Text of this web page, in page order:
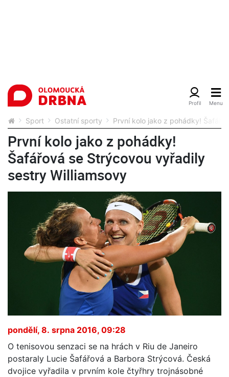
Sport Ostatní sporty První kolo jako z pohádky!
První kolo jako z pohádky!
Šafářová se Strýcovou vyřadily
sestry Williamsovy
pondělí, 8. srpna 2016, 09:28
O tenisovou senzaci se na hrách v Riu de Janeiro
postaraly Lucie Šafářová a Barbora Strýcová. Česká
dvojice vyřadila v prvním kole čtyřhry trojnásobné